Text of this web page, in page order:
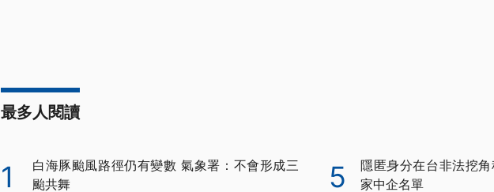
最多人閱讀
1
白海豚颱風路徑仍有變數 氣象署：不會形成三
颱共舞
5
隱匿身分在台非法挖
家中企名單